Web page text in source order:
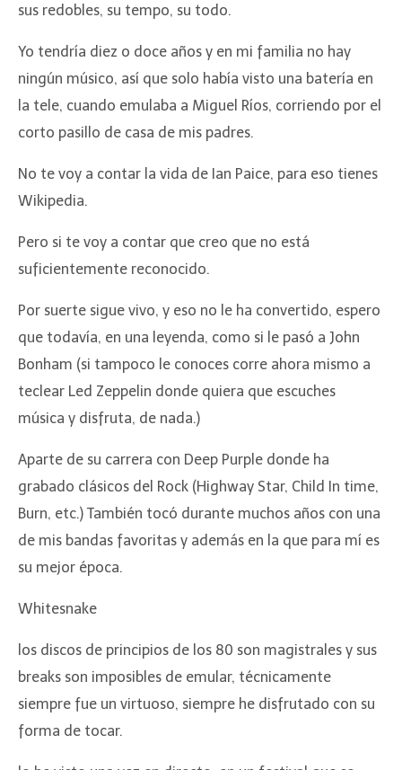
sus redobles, su tempo, su todo.
Yo tendría diez o doce años y en mi familia no hay
ningún músico, así que solo había visto una batería en
la tele, cuando emulaba a Miguel Ríos, corriendo por el
corto pasillo de casa de mis padres.
No te voy a contar la vida de Ian Paice, para eso tienes
Wikipedia.
Pero si te voy a contar que creo que no está
suficientemente reconocido.
Por suerte sigue vivo, y eso no le ha convertido, espero
que todavía, en una leyenda, como si le pasó a John
Bonham (si tampoco le conoces corre ahora mismo a
teclear Led Zeppelin donde quiera que escuches
música y disfruta, de nada.)
Aparte de su carrera con Deep Purple donde ha
grabado clásicos del Rock (Highway Star, Child In time,
Burn, etc.) También tocó durante muchos años con una
de mis bandas favoritas y además en la que para mí es
su mejor época.
Whitesnake
los discos de principios de los 80 son magistrales y sus
breaks son imposibles de emular, técnicamente
siempre fue un virtuoso, siempre he disfrutado con su
forma de tocar.